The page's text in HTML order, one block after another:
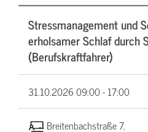
Stressmanagement und
erholsamer Schlaf durch
(Berufskraftfahrer)
31.10.202609:00 - 17:00
Breitenbachstraße 7,